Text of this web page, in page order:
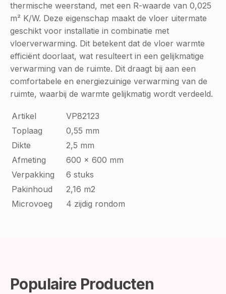
thermische weerstand, met een R-waarde van 0,025
m² K/W. Deze eigenschap maakt de vloer uitermate
geschikt voor installatie in combinatie met
vloerverwarming. Dit betekent dat de vloer warmte
efficiënt doorlaat, wat resulteert in een gelijkmatige
verwarming van de ruimte. Dit draagt bij aan een
comfortabele en energiezuinige verwarming van de
ruimte, waarbij de warmte gelijkmatig wordt verdeeld.
Artikel
VP82123
Toplaag
0,55 mm
Dikte
2,5 mm
Afmeting
600 x 600 mm
Verpakking
6 stuks
Pakinhoud
2,16 m2
Microvoeg
4 zijdig rondom
Populaire Producten